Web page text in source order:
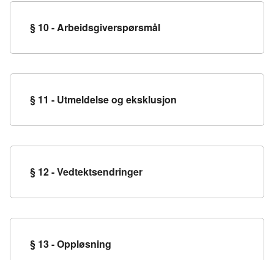
§ 10 - Arbeidsgiverspørsmål
§ 11 - Utmeldelse og eksklusjon
§ 12 - Vedtektsendringer
§ 13 - Oppløsning